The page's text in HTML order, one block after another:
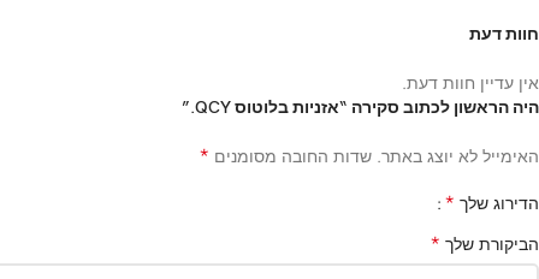
חוות דעת
אין עדיין חוות דעת.
היה הראשון לכתוב סקירה “אזניות בלוטוס QCY.”
האימייל לא יוצג באתר. שדות החובה מסומנים *
הדירוג שלך *
הביקורת שלך *